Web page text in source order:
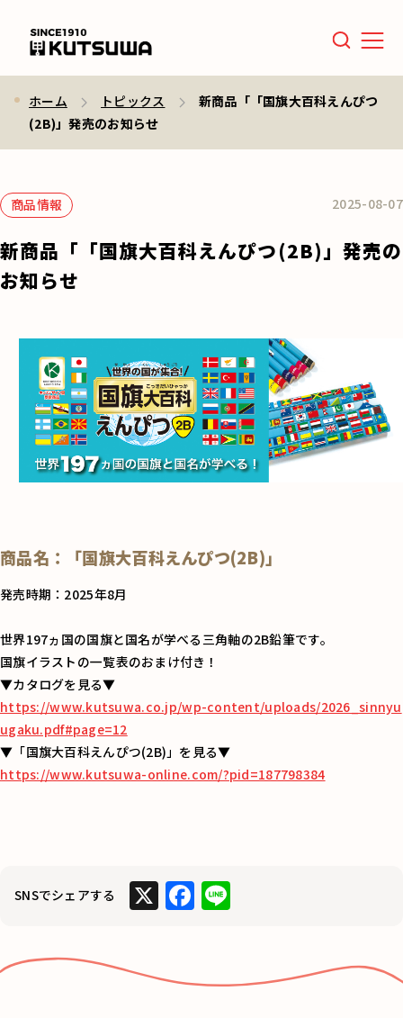
Menu
ホーム トピックス
新商品「「国旗大百科えんぴつ
(2B)」発売のお知らせ
商品情報 2025-08-07
新商品「「国旗大百科えんぴつ(2B)」発売の
お知らせ
商品名：「国旗大百科えんぴつ(2B)」
発売時期：2025年8月
世界197ヵ国の国旗と国名が学べる三角軸の2B鉛筆です。
国旗イラストの一覧表のおまけ付き！
▼カタログを見る▼
https://www.kutsuwa.co.jp/wp-content/uploads/2026_sinnyu
ugaku.pdf#page=12
▼「国旗大百科えんぴつ(2B)」を見る▼
https://www.kutsuwa-online.com/?pid=187798384
SNSでシェアする X F
e
Li